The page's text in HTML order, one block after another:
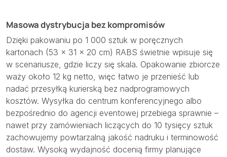
Masowa dystrybucja bez kompromisów
Dzięki pakowaniu po 1 000 sztuk w poręcznych
kartonach (53 × 31 × 20 cm) RABS świetnie wpisuje się
w scenariusze, gdzie liczy się skala. Opakowanie zbiorcze
waży około 12 kg netto, więc łatwo je przenieść lub
nadać przesyłką kurierską bez nadprogramowych
kosztów. Wysyłka do centrum konferencyjnego albo
bezpośrednio do agencji eventowej przebiega sprawnie –
nawet przy zamówieniach liczących do 10 tysięcy sztuk
zachowujemy powtarzalną jakość nadruku i terminowość
dostaw. Wysoką wydajność docenią firmy planujące